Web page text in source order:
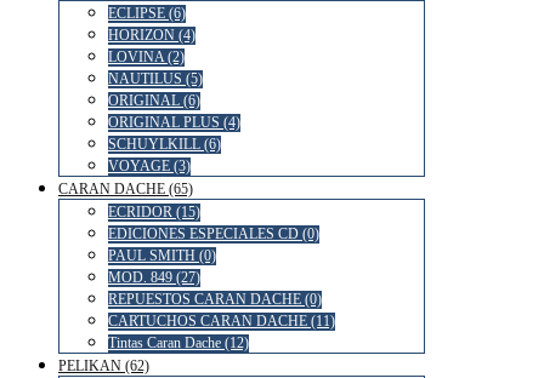
ECLIPSE (6)
HORIZON (4)
LOVINA (2)
NAUTILUS (5)
ORIGINAL (6)
ORIGINAL PLUS (4)
SCHUYLKILL (6)
VOYAGE (3)
CARAN DACHE (65)
ECRIDOR (15)
EDICIONES ESPECIALES CD (0)
PAUL SMITH (0)
MOD. 849 (27)
REPUESTOS CARAN DACHE (0)
CARTUCHOS CARAN DACHE (11)
Tintas Caran Dache (12)
PELIKAN (62)